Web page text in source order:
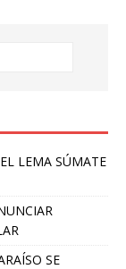
LEMA SÚMATE
SE